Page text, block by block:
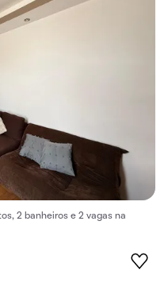
2 banheiros e 2 vagas na